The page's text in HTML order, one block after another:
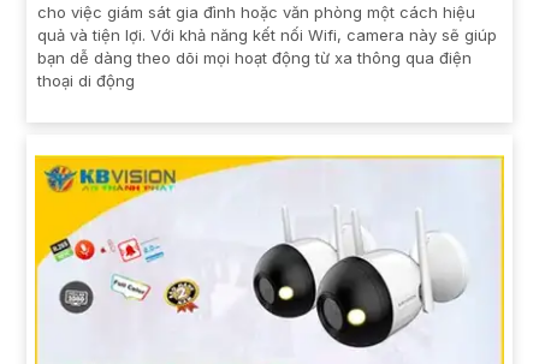
cho việc giám sát gia đình hoặc văn phòng một cách hiệu
quả và tiện lợi. Với khả năng kết nối Wifi, camera này sẽ giúp
bạn dễ dàng theo dõi mọi hoạt động từ xa thông qua điện
thoại di động